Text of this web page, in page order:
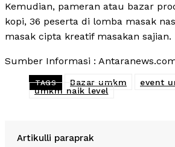
Kemudian, pameran atau bazar
kopi, 36 peserta di lomba masak
masak cipta kreatif masakan sajian.
Sumber Informasi :
TAGS Bazar umkm event
umkm naik level
Artikulli paraprak